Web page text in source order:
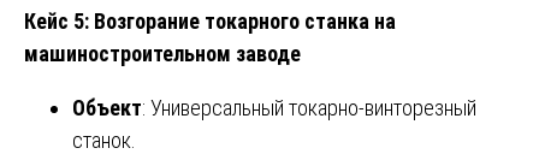
Кейс 5: Возгорание токарного станка на
машиностроительном заводе
Объект: Универсальный токарно-винторезный
станок.